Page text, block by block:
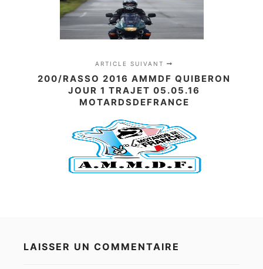
ARTICLE SUIVANT
200/RASSO 2016 AMMDF QUIBERON
JOUR 1 TRAJET 05.05.16
MOTARDSDEFRANCE
LAISSER UN COMMENTAIRE